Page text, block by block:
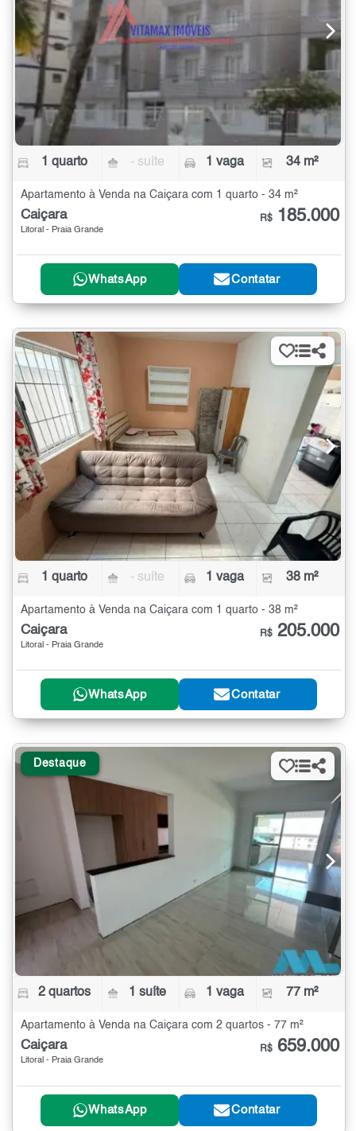
1 quarto - suíte 1 vaga 34 m²
Apartamento à Venda na Caiçara com 1 quarto - 34 m²
Caiçara
Litoral - Praia Grande
R$ 185.000
WhatsApp Contatar
1 quarto - suíte 1 vaga 38 m²
Apartamento à Venda na Caiçara com 1 quarto - 38 m²
Caiçara
Litoral - Praia Grande
R$ 205.000
WhatsApp Contatar
Destaque
2 quartos 1 suíte 1 vaga 77 m²
Apartamento à Venda na Caiçara com 2 quartos - 77 m²
Caiçara
Litoral - Praia Grande
R$ 659.000
WhatsApp Contatar